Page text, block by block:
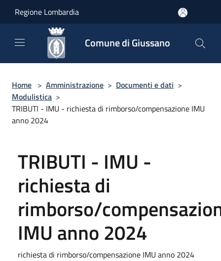
Regione Lombardia
Comune di Giussano
Home > Amministrazione > Documenti e dati >
Modulistica >
TRIBUTI - IMU - richiesta di rimborso/compensazione IMU
anno 2024
TRIBUTI - IMU -
richiesta di
rimborso/
IMU anno 2024
richiesta di rimborso/compensazione IMU anno 2024